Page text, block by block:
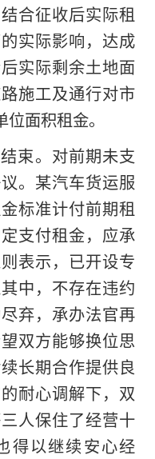
合征收后实际租
实际影响，达成
实际剩余土地面
施工及通行对市
面积租金。
束。对前期未支
。某汽车货运服
标准计付前期租
支付租金，应承
表示，已开设专
中，不存在违约
弃，承办法官再
双方能够换位思
长期合作提供良
耐心调解下，双
人保住了经营十
得以继续安心经